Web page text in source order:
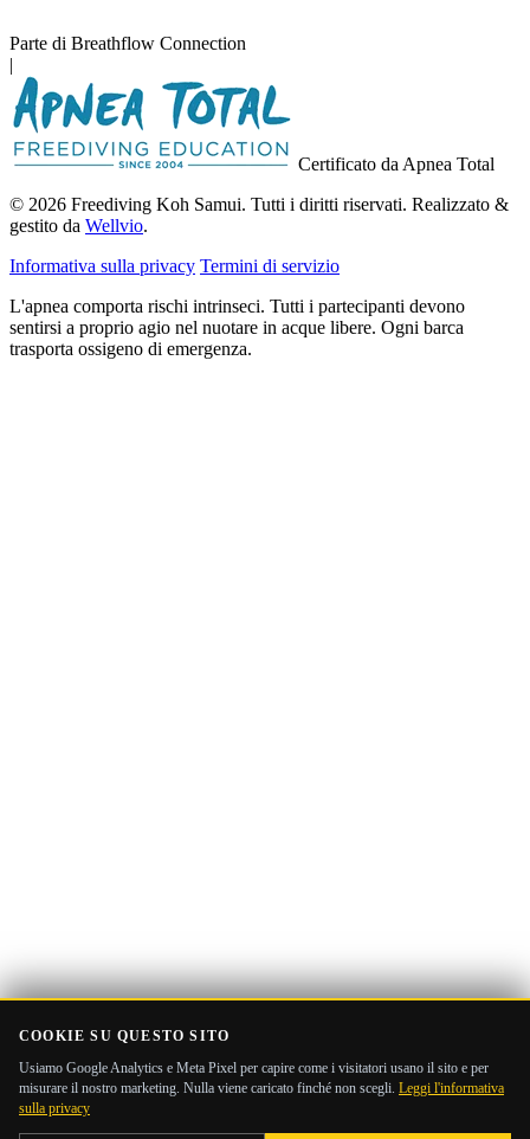
Parte di Breathflow Connection
|
Certificato da Apnea Total
© 2026 Freediving Koh Samui. Tutti i diritti riservati. Realizzato &
gestito da Wellvio.
Informativa sulla privacy Termini di servizio
L'apnea comporta rischi intrinseci. Tutti i partecipanti devono
sentirsi a proprio agio nel nuotare in acque libere. Ogni barca
trasporta ossigeno di emergenza.
COOKIE SU QUESTO SITO
Usiamo Google Analytics e Meta Pixel per capire come i visitatori usano il sito e per
misurare il nostro marketing. Nulla viene caricato finché non scegli. Leggi l'informativa
sulla privacy